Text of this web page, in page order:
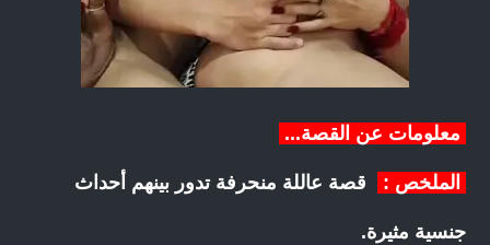
معلومات عن القصة...
الملخص : قصة عاللة منحرفة تدور بينهم أحداث
جنسية مثيرة.